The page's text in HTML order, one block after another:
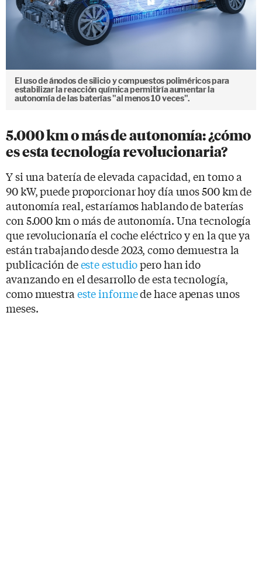
El uso de ánodos de silicio y compuestos poliméricos para
estabilizar la reacción química permitiría aumentar la
autonomía de las baterías "al menos 10 veces".
5.000 km o más de autonomía: ¿cómo
es esta tecnología revolucionaria?
Y si una batería de elevada capacidad, en torno a
90 kW, puede proporcionar hoy día unos 500 km de
autonomía real, estaríamos hablando de baterías
con 5.000 km o más de autonomía. Una tecnología
que revolucionaría el coche eléctrico y en la que ya
están trabajando desde 2023, como demuestra la
publicación deeste estudiopero han ido
avanzando en el desarrollo de esta tecnología,
como muestra este informede hace apenas unos
meses.